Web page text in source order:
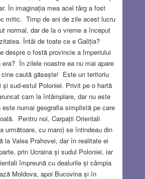
În imaginația mea acel târg a fost
mitic. Timp de ani de zile acest lucru
normal, dar de la o vreme a început
Întâi de toate ce e Galiția?
despre o fostă provincie a Imperiului
era? În zilele noastre ea nu mai apare
caută găsește! Este un teritoriu
și sud-estul Poloniei. Privit pe o hartă
cam la întâmplare, dar nu este
numai geografia simplistă pe care
Pentru noi, Carpații Orientali
următoare, cu maro) se întindeau din
la Valea Prahovei, dar în realitate ei
prin Ucraina și sudul Poloniei, iar
împreună cu dealurile și câmpia
Moldova, apoi Bucovina și în